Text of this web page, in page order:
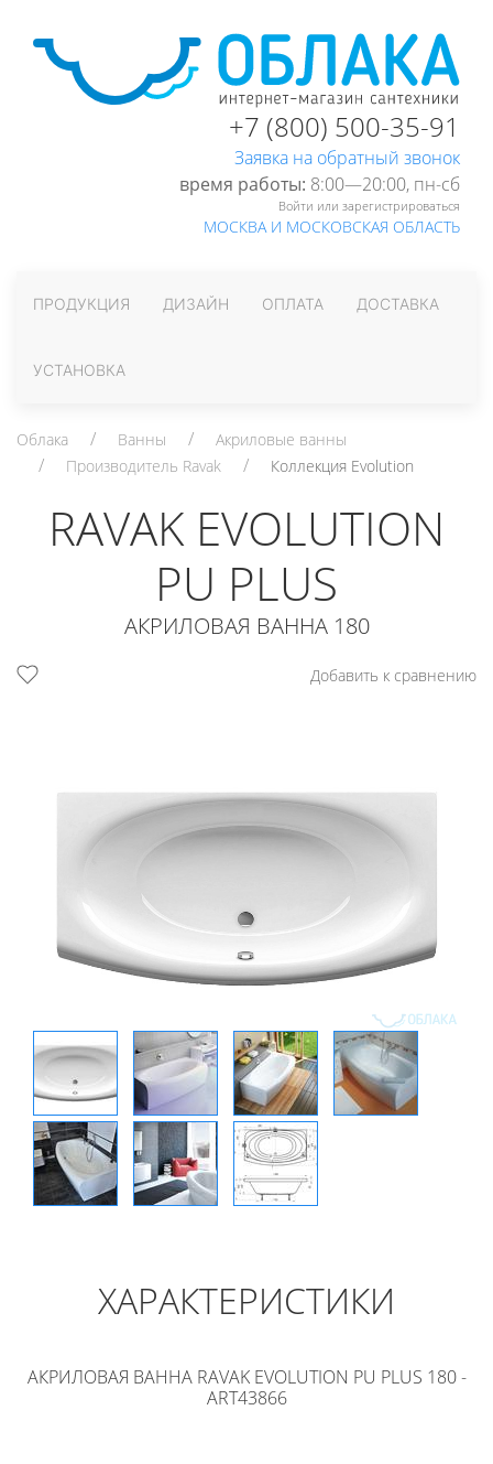
+7 (800) 500-35-91
Заявка на обратный звонок
время работы: 8:00—20:00, пн-cб
Войти или зарегистрироваться
МОСКВА И МОСКОВСКАЯ ОБЛАСТЬ
ПРОДУКЦИЯ ДИЗАЙН ОПЛАТА ДОСТАВКА
УСТАНОВКА
Облака Ванны
Акриловые ванны
Производитель Ravak
Коллекция Evolution
RAVAK EVOLUTION
PU PLUS
АКРИЛОВАЯ ВАННА 180
Добавить к сравнению
ХАРАКТЕРИСТИКИ
АКРИЛОВАЯ ВАННА RAVAK EVOLUTION PU PLUS 180 -
ART43866